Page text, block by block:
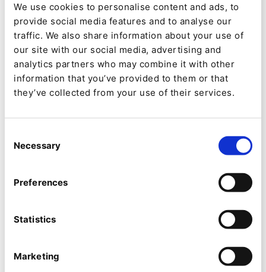
We use cookies to personalise content and ads, to
provide social media features and to analyse our
traffic. We also share information about your use of
our site with our social media, advertising and
analytics partners who may combine it with other
information that you’ve provided to them or that
they’ve collected from your use of their services.
Selection
Necessary
Preferences
Statistics
Marketing
automatisierten
Erstellung von ALT-
Die Implementierung dieser automatisierten